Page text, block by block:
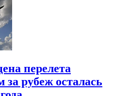
перелета
за рубеж осталась